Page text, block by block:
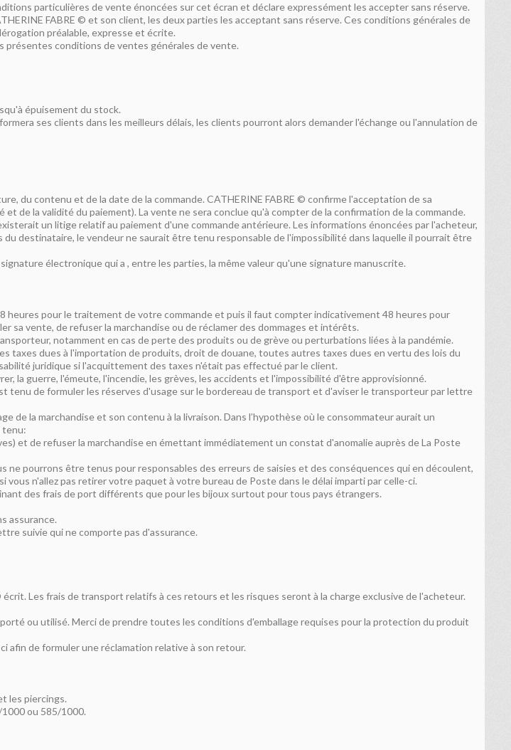
particulières de vente énoncées sur cet écran et déclare expressément les accepter sans réserve.
FABRE © et son client, les deux parties les acceptant sans réserve. Ces conditions générales de
préalable, expresse et écrite.
présentes conditions de ventes générales de vente.
épuisement du stock.
ses clients dans les meilleurs délais, les clients pourront alors demander l'échange ou l'annulation de
du contenu et de la date de la commande. CATHERINE FABRE © confirme l'acceptation de sa
de la validité du paiement). La vente ne sera conclue qu'à compter de la confirmation de la commande.
un litige relatif au paiement d'une commande antérieure. Les informations énoncées par l'acheteur,
destinataire, le vendeur ne saurait être tenu responsable de l'impossibilité dans laquelle il pourrait être
électronique qui a , entre les parties, la même valeur qu'une signature manuscrite.
pour le traitement de votre commande et puis il faut compter indicativement 48 heures pour
sa vente, de refuser la marchandise ou de réclamer des dommages et intérêts.
notamment en cas de perte des produits ou de grève ou perturbations liées à la pandémie.
taxes dues à l'importation de produits, droit de douane, toutes autres taxes dues en vertu des lois du
juridique si l'acquittement des taxes n'était pas effectué par le client.
la guerre, l'émeute, l'incendie, les grèves, les accidents et l'impossibilité d'être approvisionné.
tenu de formuler les réserves d'usage sur le bordereau de transport et d'aviser le transporteur par lettre
de la marchandise et son contenu à la livraison. Dans l’hypothèse où le consommateur aurait un
tenu:
et de refuser la marchandise en émettant immédiatement un constat d'anomalie auprès de La Poste
ne pourrons être tenus pour responsables des erreurs de saisies et des conséquences qui en découlent,
n'allez pas retirer votre paquet à votre bureau de Poste dans le délai imparti par celle-ci.
des frais de port différents que pour les bijoux surtout pour tous pays étrangers.
assurance.
suivie qui ne comporte pas d'assurance.
Les frais de transport relatifs à ces retours et les risques seront à la charge exclusive de l'acheteur.
ou utilisé. Merci de prendre toutes les conditions d'emballage requises pour la protection du produit
afin de formuler une réclamation relative à son retour.
les piercings.
ou 585/1000.